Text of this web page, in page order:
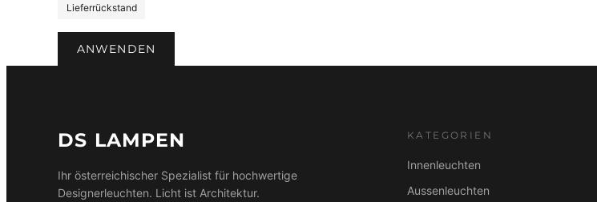
t
Lieferrückstand
ANWENDEN
DS LAMPEN
Ihr österreichischer Spezialist für hochwertige
Designerleuchten. Licht ist Architektur.
KATEGORIEN
Innenleuchten
Aussenleuchten